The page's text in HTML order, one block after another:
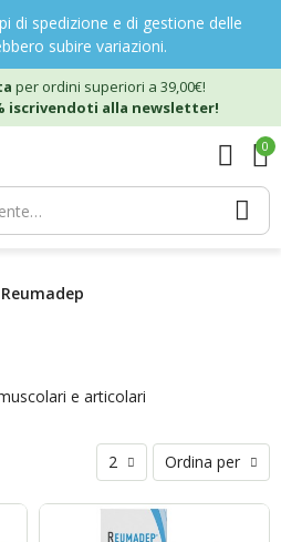
di spedizione e di gestione delle
subire variazioni.
per ordini superiori a 39,00€!
iscrivendoti alla newsletter!
0
Reumadep
e articolari
2 Ordina per